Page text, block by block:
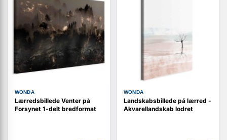
WONDA
Lærredsbillede Venter på
Forsynet 1-delt bredformat
WONDA
Landskabsbillede på lærred -
Akvarellandskab lodret